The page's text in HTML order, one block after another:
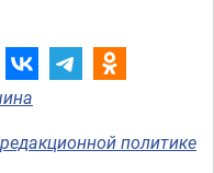
редакционной политике